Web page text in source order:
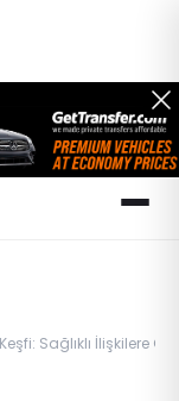
Sağlıklı İlişkilere